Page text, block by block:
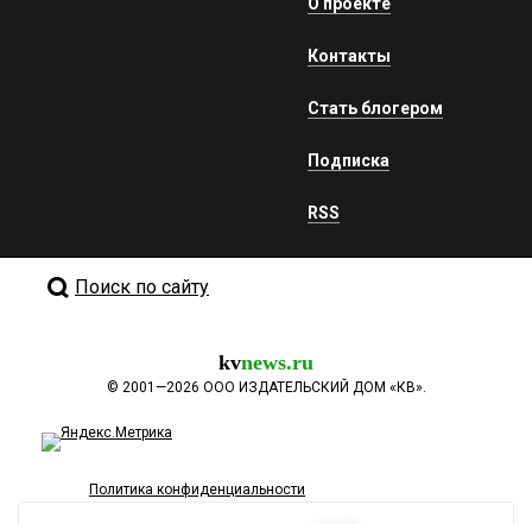
О проекте
Контакты
Стать блогером
Подписка
RSS
Поиск по сайту
kvnews.ru
© 2001—2026 ООО ИЗДАТЕЛЬСКИЙ ДОМ «КВ».
Политика конфиденциальности